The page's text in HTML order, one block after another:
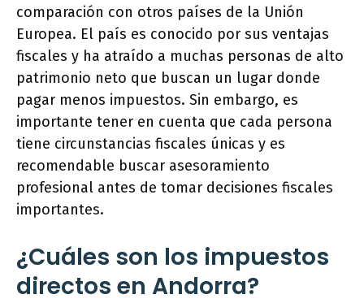
comparación con otros países de la Unión
Europea. El país es conocido por sus ventajas
fiscales y ha atraído a muchas personas de alto
patrimonio neto que buscan un lugar donde
pagar menos impuestos. Sin embargo, es
importante tener en cuenta que cada persona
tiene circunstancias fiscales únicas y es
recomendable buscar asesoramiento
profesional antes de tomar decisiones fiscales
importantes.
¿Cuáles son los impuestos
directos en Andorra?